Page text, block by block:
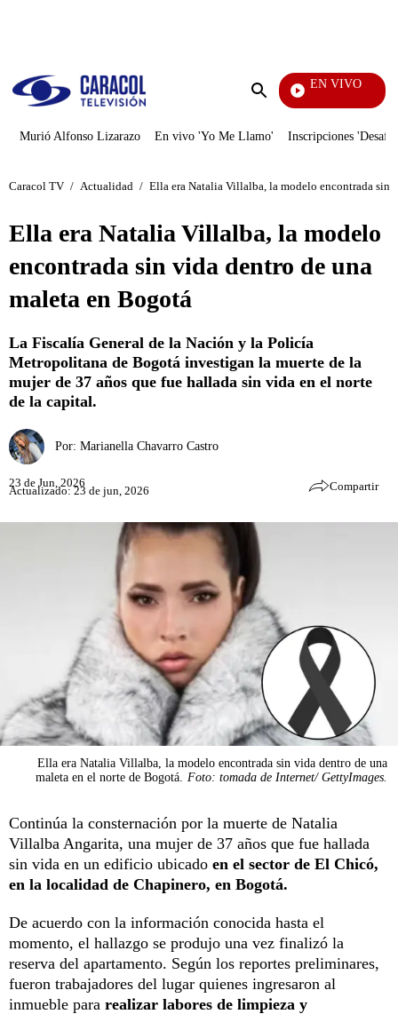
Enviar
EN VIVO
Día
Murió Alfonso Lizarazo En vivo 'Yo Me Llamo' Inscripciones
Caracol TV / Actualidad / Ella era Natalia Villalba, la modelo encontrada sin
Ella era Natalia Villalba, la modelo
encontrada sin vida dentro de una
maleta en Bogotá
La Fiscalía General de la Nación y la Policía
Metropolitana de Bogotá investigan la muerte de la
mujer de 37 años que fue hallada sin vida en el norte
de la capital.
Por: Marianella Chavarro Castro
23 de Jun, 2026
Actualizado: 23 de jun, 2026 Compartir
Ella era Natalia Villalba, la modelo encontrada sin vida dentro de una
maleta en el norte de Bogotá.
Foto: tomada de Internet/ GettyImages.
Continúa la consternación por la muerte de Natalia
Villalba Angarita, una mujer de 37 años que fue hallada
sin vida en un edificio ubicado en el sector de El Chicó,
en la localidad de Chapinero, en Bogotá.
De acuerdo con la información conocida hasta el
momento, el hallazgo se produjo una vez finalizó la
reserva del apartamento. Según los reportes preliminares,
fueron trabajadores del lugar quienes ingresaron al
inmueble para realizar labores de limpieza y